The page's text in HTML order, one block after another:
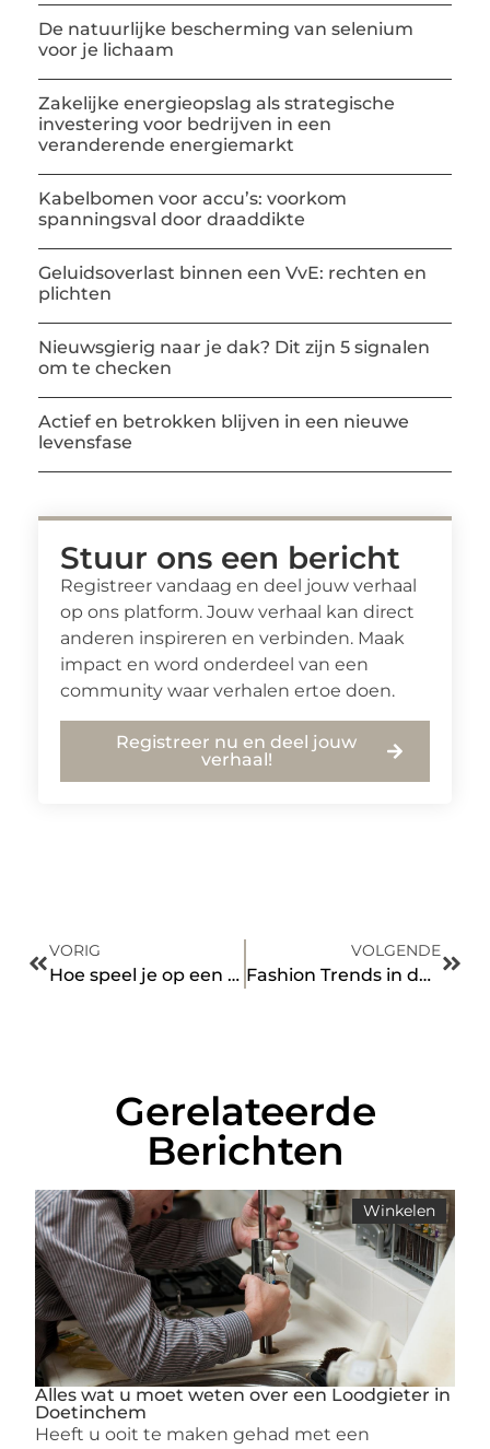
De natuurlijke bescherming van selenium
voor je lichaam
Zakelijke energieopslag als strategische
investering voor bedrijven in een
veranderende energiemarkt
Kabelbomen voor accu’s: voorkom
spanningsval door draaddikte
Geluidsoverlast binnen een VvE: rechten en
plichten
Nieuwsgierig naar je dak? Dit zijn 5 signalen
om te checken
Actief en betrokken blijven in een nieuwe
levensfase
Stuur ons een bericht
Registreer vandaag en deel jouw verhaal
op ons platform. Jouw verhaal kan direct
anderen inspireren en verbinden. Maak
impact en word onderdeel van een
community waar verhalen ertoe doen.
Registreer nu en deel jouw
verhaal!
VORIG
Hoe speel je op een plezierige manier met je kindje? Met een babygym!
VOLGENDE
Fashion Trends in de serie ‘Emily in Paris’
Gerelateerde
Berichten
Winkelen
Alles wat u moet weten over een Loodgieter in
Doetinchem
Heeft u ooit te maken gehad met een